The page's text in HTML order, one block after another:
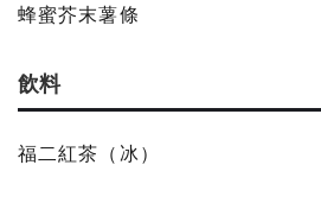
蜂蜜芥末薯條
飲料
福二紅茶（冰）